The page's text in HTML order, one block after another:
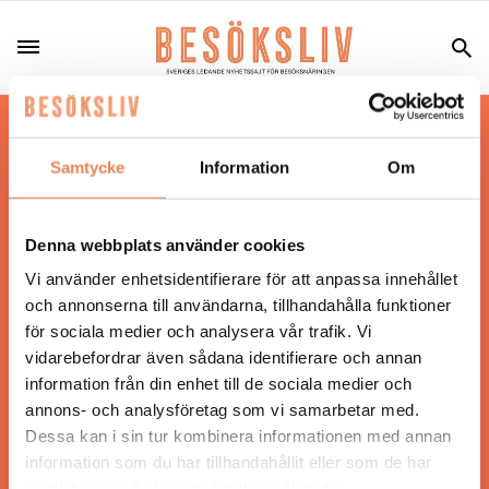
Samtycke Information Om
Denna webbplats använder cookies
Vi använder enhetsidentifierare för att anpassa innehållet
och annonserna till användarna, tillhandahålla funktioner
för sociala medier och analysera vår trafik. Vi
vidarebefordrar även sådana identifierare och annan
information från din enhet till de sociala medier och
annons- och analysföretag som vi samarbetar med.
Dessa kan i sin tur kombinera informationen med annan
information som du har tillhandahållit eller som de har
Hos oss läser du landets mest uppdaterade
nyheter och snackisar inom besöksnäringen.
Besöksliv i sin tryckta form är ett affärsmagasin
Tidningen ges ut avVisita
ANSVARIG UTGIVARE
Jonas Siljhammar
UPPHOVSRÄTT